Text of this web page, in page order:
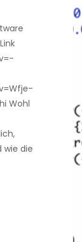
Wohl
wie die